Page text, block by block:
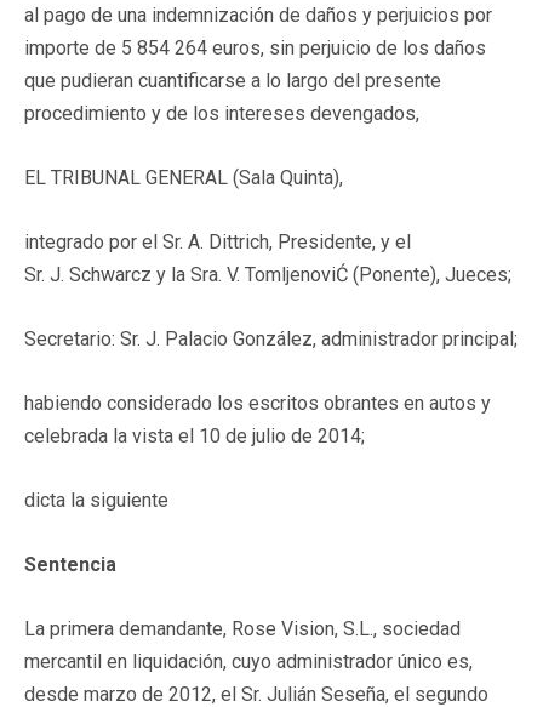
al pago de una indemnización de daños y perjuicios por
importe de 5 854 264 euros, sin perjuicio de los daños
que pudieran cuantificarse a lo largo del presente
procedimiento y de los intereses devengados,
EL TRIBUNAL GENERAL (Sala Quinta),
integrado por el Sr. A. Dittrich, Presidente, y el
Sr. J. Schwarcz y la Sra. V. TomljenoviĆ (Ponente), Jueces;
Secretario: Sr. J. Palacio González, administrador principal;
habiendo considerado los escritos obrantes en autos y
celebrada la vista el 10 de julio de 2014;
dicta la siguiente
Sentencia
La primera demandante, Rose Vision, S.L., sociedad
mercantil en liquidación, cuyo administrador único es,
desde marzo de 2012, el Sr. Julián Seseña, el segundo